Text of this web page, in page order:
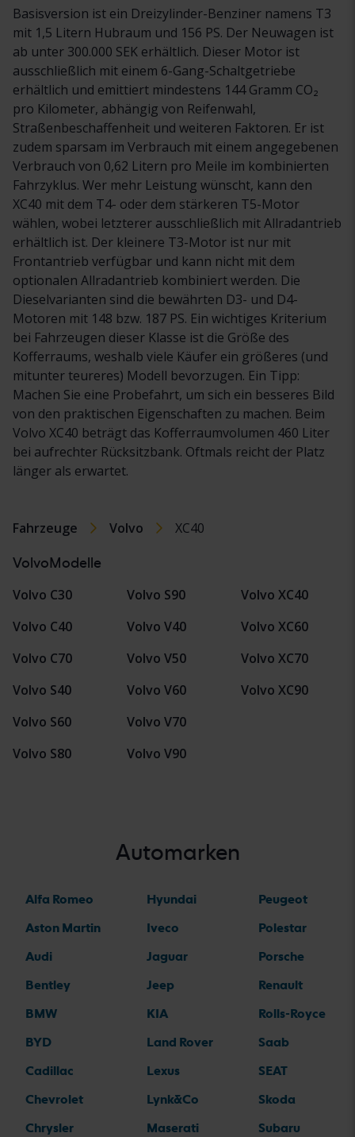
Basisversion ist ein Dreizylinder-Benziner namens T3
mit 1,5 Litern Hubraum und 156 PS. Der Neuwagen ist
ab unter 300.000 SEK erhältlich. Dieser Motor ist
ausschließlich mit einem 6-Gang-Schaltgetriebe
erhältlich und emittiert mindestens 144 Gramm CO₂
pro Kilometer, abhängig von Reifenwahl,
Straßenbeschaffenheit und weiteren Faktoren. Er ist
zudem sparsam im Verbrauch mit einem angegebenen
Verbrauch von 0,62 Litern pro Meile im kombinierten
Fahrzyklus. Wer mehr Leistung wünscht, kann den
XC40 mit dem T4- oder dem stärkeren T5-Motor
wählen, wobei letzterer ausschließlich mit Allradantrieb
erhältlich ist. Der kleinere T3-Motor ist nur mit
Frontantrieb verfügbar und kann nicht mit dem
optionalen Allradantrieb kombiniert werden. Die
Dieselvarianten sind die bewährten D3- und D4-
Motoren mit 148 bzw. 187 PS. Ein wichtiges Kriterium
bei Fahrzeugen dieser Klasse ist die Größe des
Kofferraums, weshalb viele Käufer ein größeres (und
mitunter teureres) Modell bevorzugen. Ein Tipp:
Machen Sie eine Probefahrt, um sich ein besseres Bild
von den praktischen Eigenschaften zu machen. Beim
Volvo XC40 beträgt das Kofferraumvolumen 460 Liter
bei aufrechter Rücksitzbank. Oftmals reicht der Platz
länger als erwartet.
Fahrzeuge Volvo XC40
VolvoModelle
Volvo C30
Volvo C40
Volvo C70
Volvo S40
Volvo S60
Volvo S80
Volvo S90
Volvo V40
Volvo V50
Volvo V60
Volvo V70
Volvo V90
Volvo XC40
Volvo XC60
Volvo XC70
Volvo XC90
Automarken
Alfa Romeo
Aston Martin
Audi
Bentley
BMW
BYD
Cadillac
Chevrolet
Chrysler
Hyundai
Iveco
Jaguar
Jeep
KIA
Land Rover
Lexus
Lynk&Co
Maserati
Peugeot
Polestar
Porsche
Renault
Rolls-Royce
Saab
SEAT
Skoda
Subaru